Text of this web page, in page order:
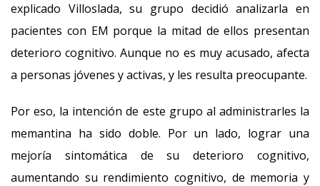
explicado Villoslada, su grupo decidió analizarla en
pacientes con EM porque la mitad de ellos presentan
deterioro cognitivo. Aunque no es muy acusado, afecta
a personas jóvenes y activas, y les resulta preocupante.
Por eso, la intención de este grupo al administrarles la
memantina ha sido doble. Por un lado, lograr una
mejoría sintomática de su deterioro cognitivo,
aumentando su rendimiento cognitivo, de memoria y